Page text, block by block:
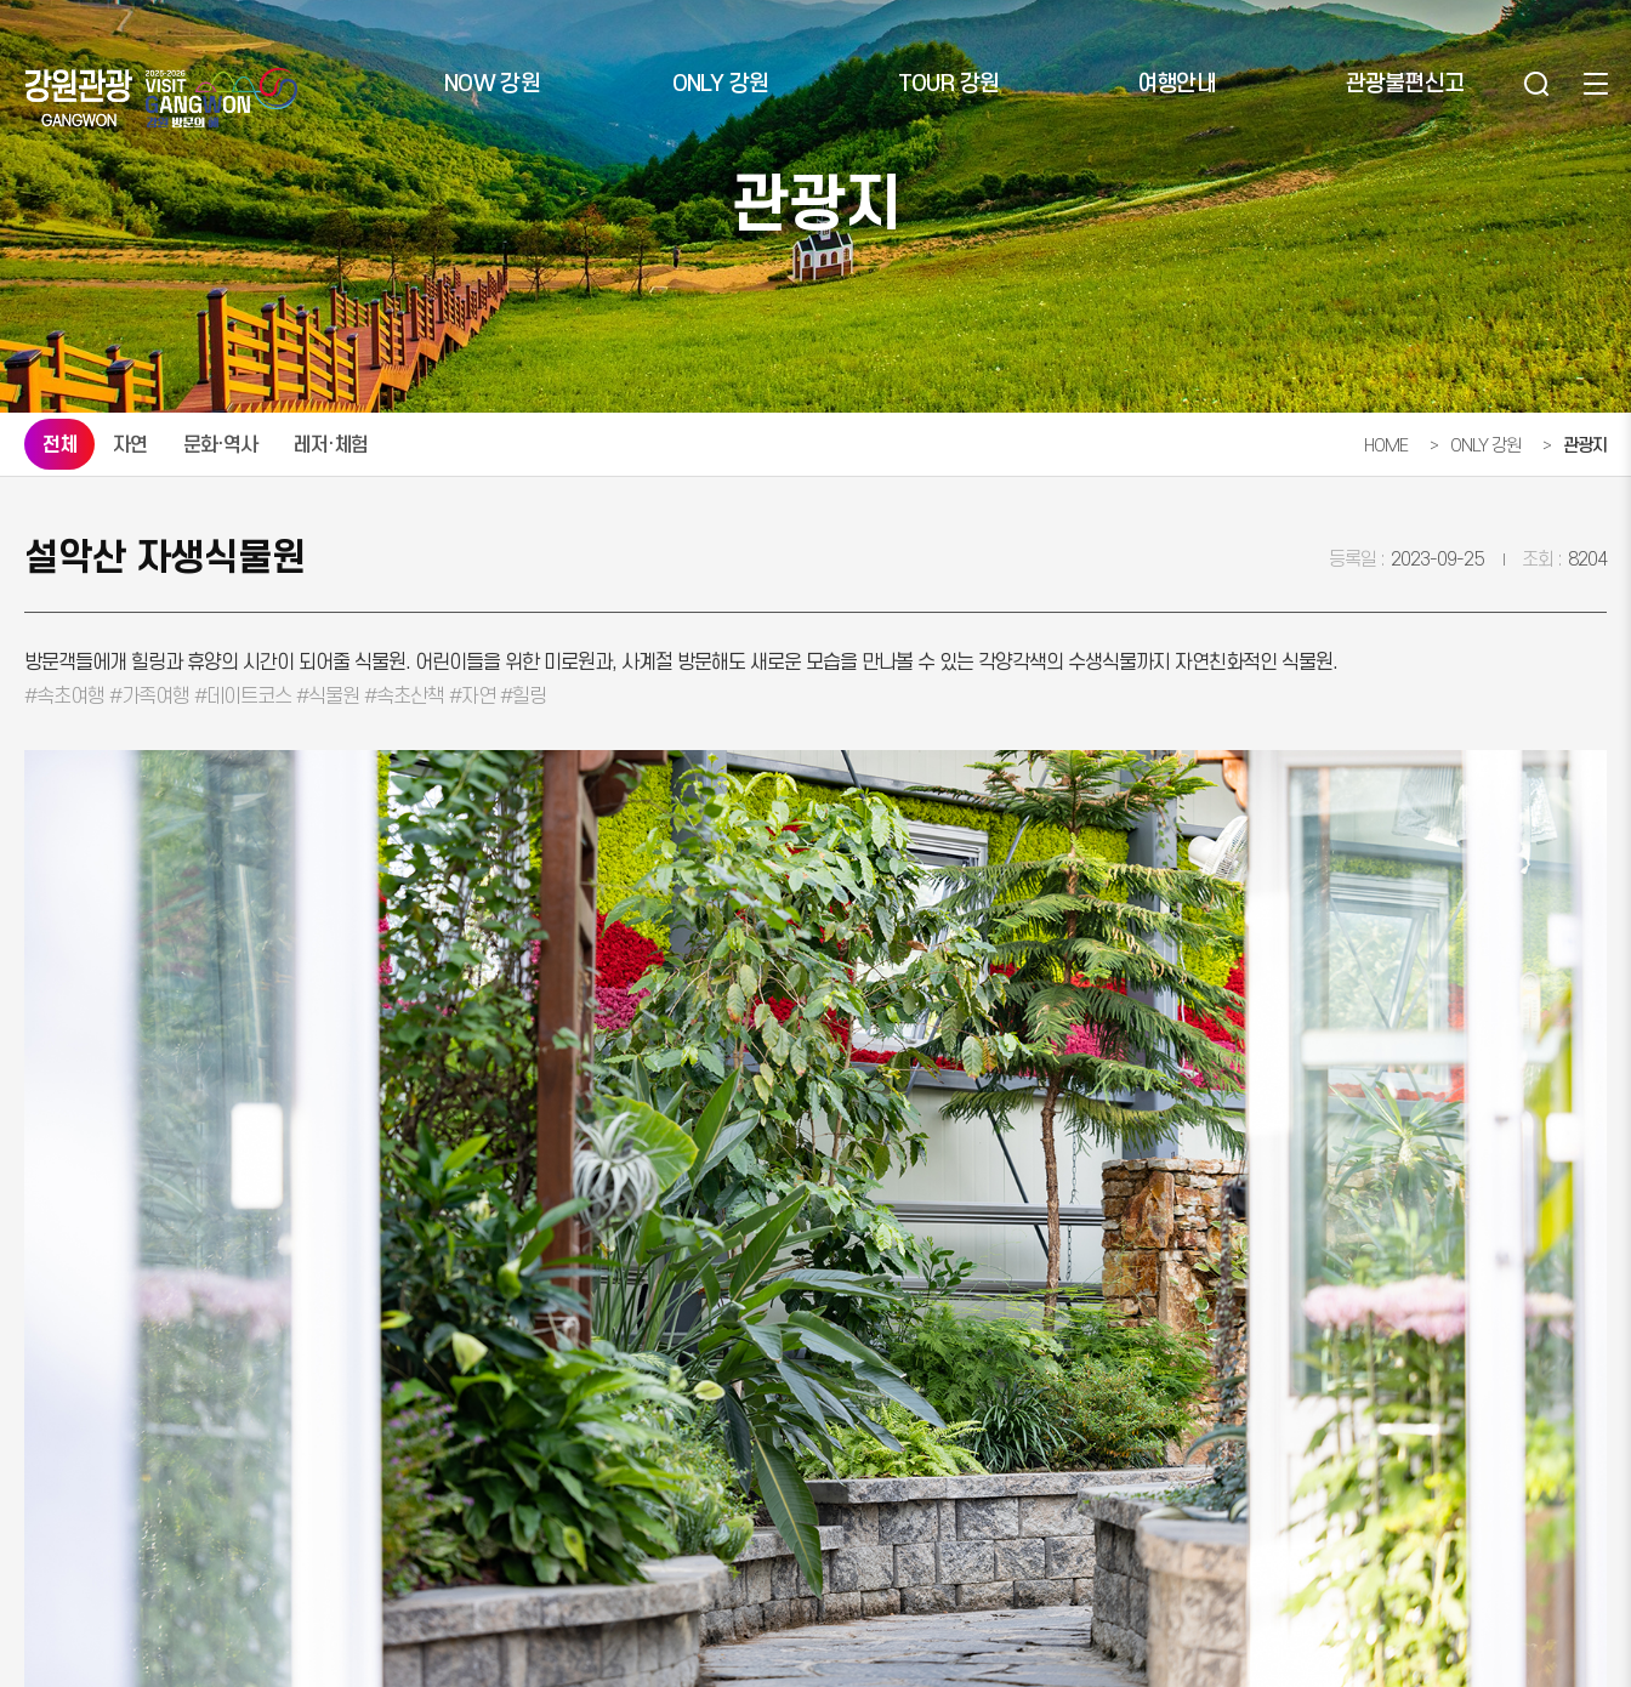
NOW 강원 ONLY 강원 TOUR 강원 여행안내 관광불편신고
관광지
전체 자연 문화·역사 레저·체험 HOME ONLY 강원 관광지
설악산 자생식물원 등록일 : 2023-09-25 조회 : 8204
방문객들에개 힐링과 휴양의 시간이 되어줄 식물원. 어린이들을 위한 미로원과, 사계절 방문해도 새로운 모습을 만나볼 수 있는 각양각색의 수생식물까지 자연친화적인 식물원.
#속초여행 #가족여행 #데이트코스 #식물원 #속초산책 #자연 #힐링